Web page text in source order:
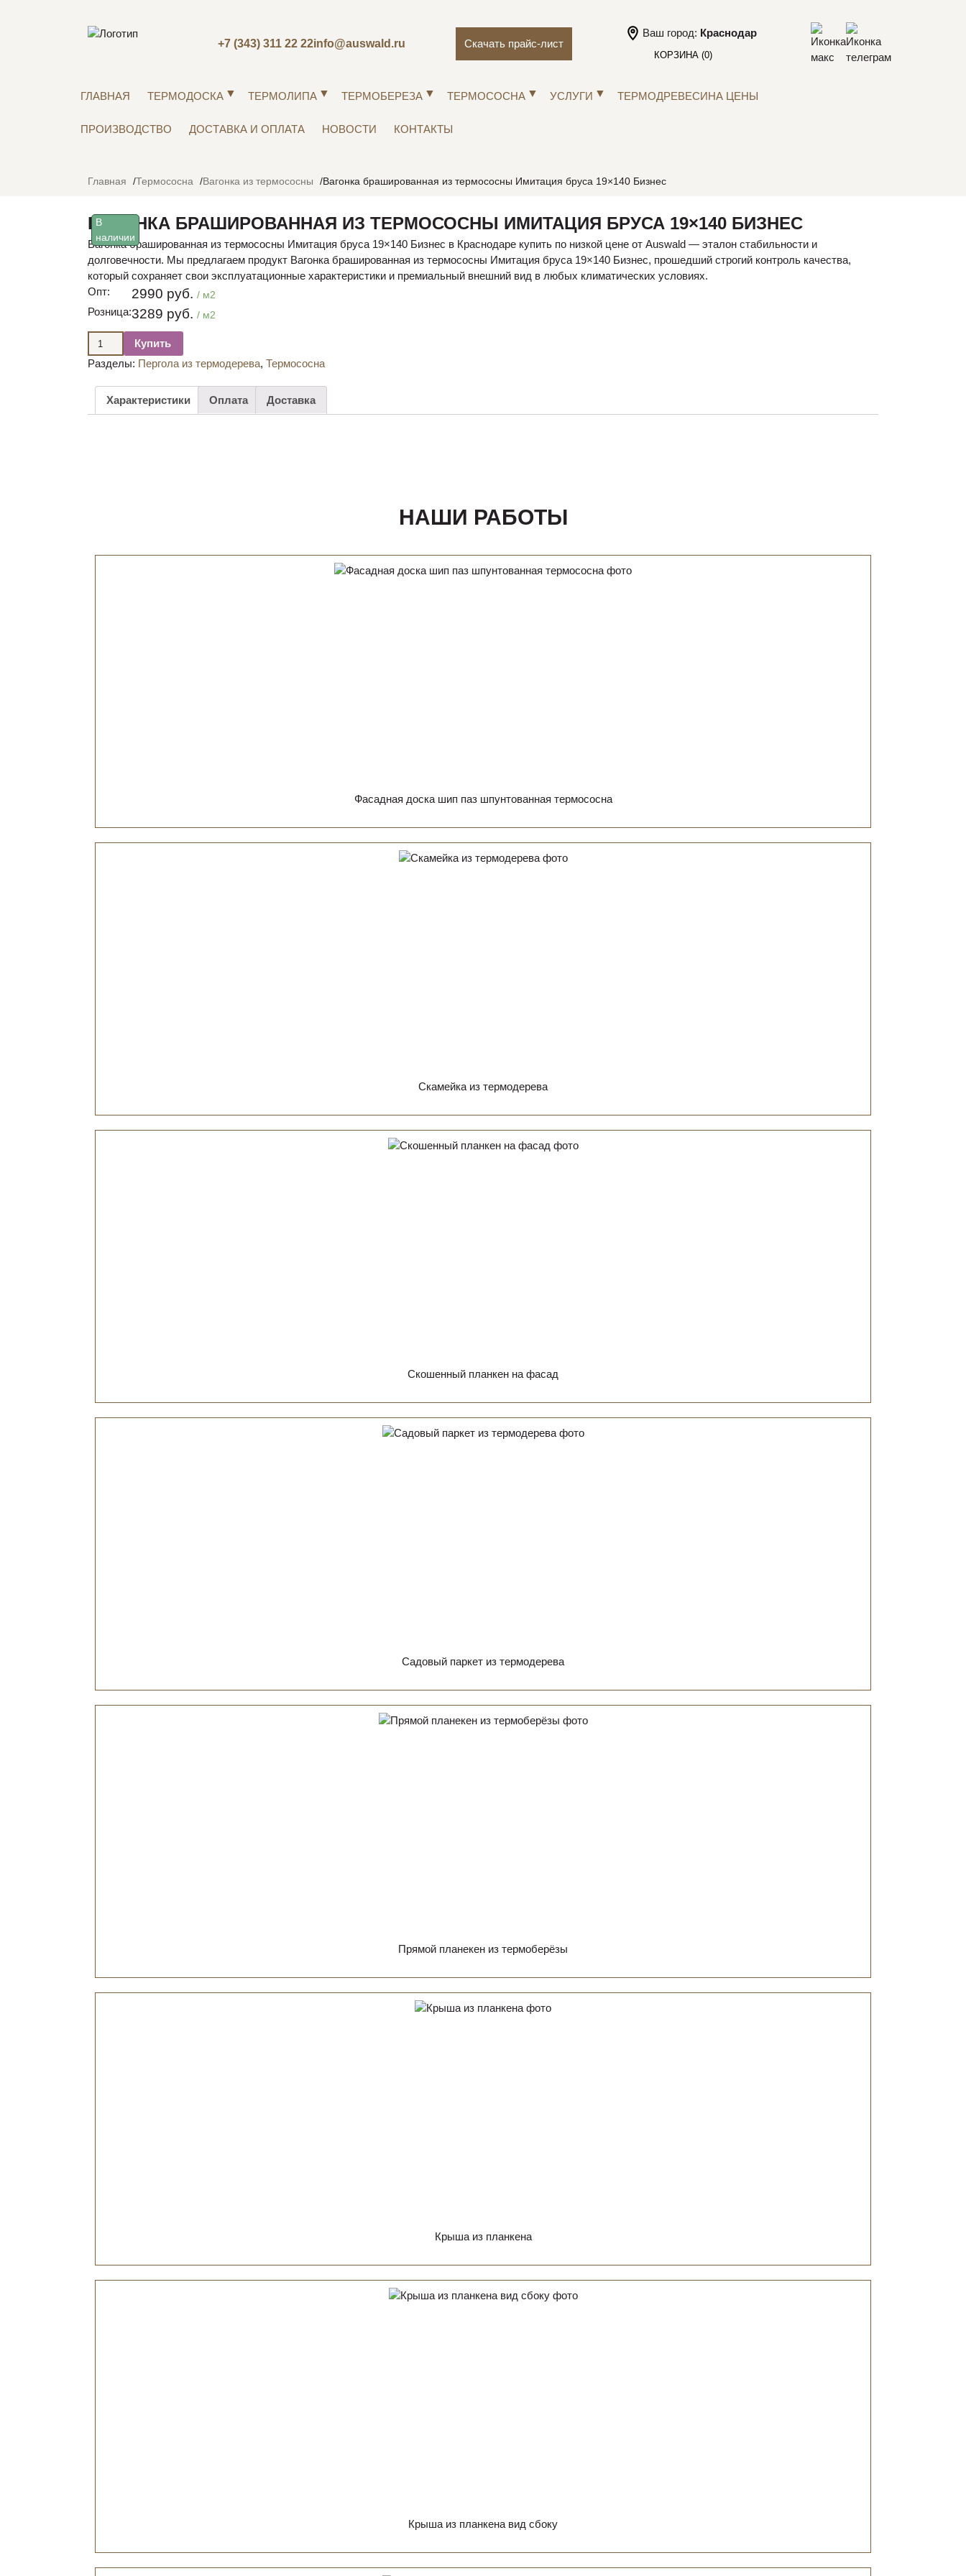
+7 (343) 311 22 22info@auswald.ru Скачать прайс-лист
Ваш город: Краснодар
КОРЗИНА (0)
ГЛАВНАЯ ТЕРМОДОСКА ТЕРМОЛИПА ТЕРМОБЕРЕЗА ТЕРМОСОСНА УСЛУГИ ТЕРМОДРЕВЕСИНА ЦЕНЫ
ПРОИЗВОДСТВО ДОСТАВКА И ОПЛАТА НОВОСТИ КОНТАКТЫ
Главная Термососна Вагонка из термососны Вагонка брашированная из термососны Имитация бруса 19×140 Бизнес
ВАГОНКА БРАШИРОВАННАЯ ИЗ ТЕРМОСОСНЫ ИМИТАЦИЯ БРУСА 19×140 БИЗНЕС
Вагонка брашированная из термососны Имитация бруса 19×140 Бизнес в Краснодаре купить по низкой цене от Auswald — эталон стабильности и
долговечности. Мы предлагаем продукт Вагонка брашированная из термососны Имитация бруса 19×140 Бизнес, прошедший строгий контроль качества,
который сохраняет свои эксплуатационные характеристики и премиальный внешний вид в любых климатических условиях.
Опт:
2990 руб. / м2
Розница:3289 руб. / м2
Купить
Разделы: Пергола из термодерева, Термососна
В
наличии
Характеристики Оплата Доставка
НАШИ РАБОТЫ
Фасадная доска шип паз шпунтованная термососна
Скамейка из термодерева
Скошенный планкен на фасад
Садовый паркет из термодерева
Прямой планекен из термоберёзы
Крыша из планкена
Крыша из планкена вид сбоку